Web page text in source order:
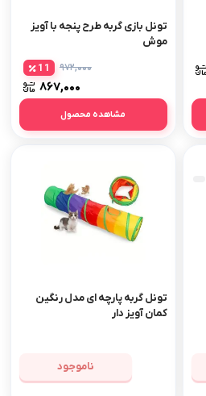
تونل بازی گربه طرح پنجه با آویز
موش
۹۷۲,۰۰۰
۸۶۷,۰۰۰
11
مشاهده محصول
تونل گربه پارچه ای مدل رنگین
کمان آویز دار
ناموجود